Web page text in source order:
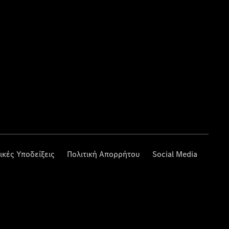
Υποδείξεις Πολιτική Απορρήτου Social Media